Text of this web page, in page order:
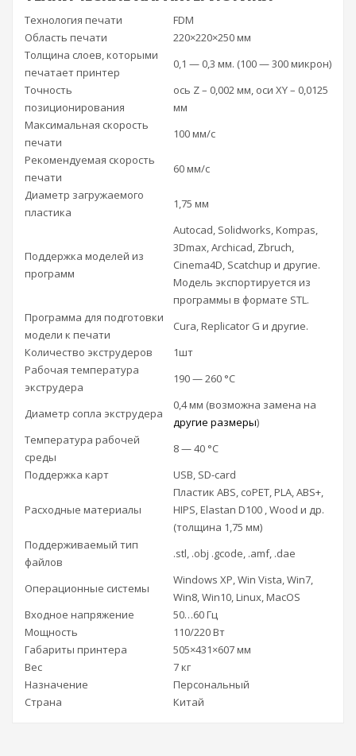
Технология печати
FDM
Область печати
220×220×250 мм
Толщина слоев, которыми
печатает принтер
0,1 — 0,3 мм. (100 — 300 микрон)
Точность
позиционирования
ось Z – 0,002 мм, оси XY – 0,0125
мм
Максимальная скорость
печати
100 мм/с
Рекомендуемая скорость
печати
60 мм/с
Диаметр загружаемого
пластика
1,75 мм
Поддержка моделей из
программ
Autocad, Solidworks, Kompas,
3Dmax, Archicad, Zbruch,
Cinema4D, Scatchup и другие.
Модель экспортируется из
программы в формате STL.
Программа для подготовки
модели к печати
Cura, Replicator G и другие.
Количество экструдеров
1шт
Рабочая температура
экструдера
190 — 260 °С
Диаметр сопла экструдера
0,4 мм (возможна замена на
другие размеры)
Температура рабочей
среды
8 — 40 °С
Поддержка карт
USB, SD-card
Расходные материалы
Пластик ABS, coPET, PLA, ABS+,
HIPS, Elastan D100 , Wood и др.
(толщина 1,75 мм)
Поддерживаемый тип
файлов
.stl, .obj .gcode, .amf, .dae
Операционные системы
Windows XP, Win Vista, Win7,
Win8, Win10, Linux, MacOS
Входное напряжение
50…60 Гц
Мощность
110/220 Вт
Габариты принтера
505×431×607 мм
Вес
7 кг
Назначение
Персональный
Страна
Китай